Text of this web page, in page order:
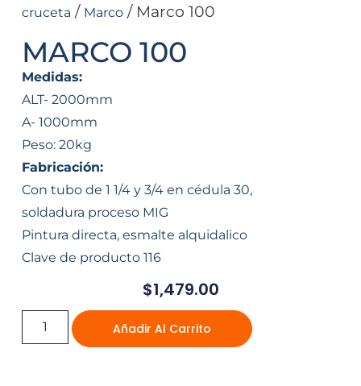
cruceta / Marco/ Marco 100
MARCO 100
Medidas:
ALT- 2000mm
A- 1000mm
Peso: 20kg
Fabricación:
Con tubo de 1 1/4 y 3/4 en cédula 30,
soldadura proceso MIG
Pintura directa, esmalte alquidalico
Clave de producto 116
$1,479.00
Añadir Al Carrito